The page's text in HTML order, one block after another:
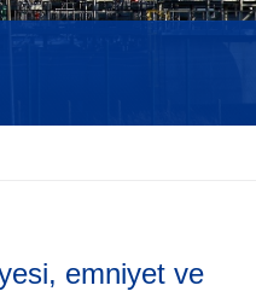
NEDERLANDS
emniyet ve